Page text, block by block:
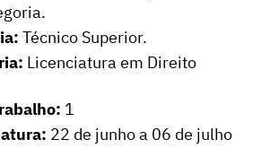
Técnico Superior.
Licenciatura em Direito
1
22 de junho a 06 de julho